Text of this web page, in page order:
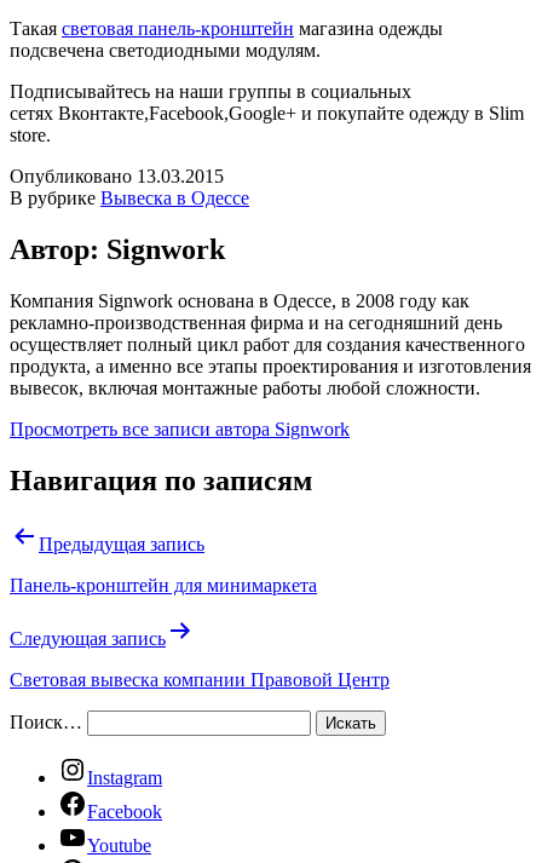
Такая световая панель-кронштейн магазина одежды
подсвечена светодиодными модулям.
Подписывайтесь на наши группы в социальных
сетях Вконтакте,Facebook,Google+ и покупайте одежду в Slim
store.
Опубликовано 13.03.2015
В рубрике Вывеска в Одессе
Автор: Signwork
Компания Signwork основана в Одессе, в 2008 году как
рекламно-производственная фирма и на сегодняшний день
осуществляет полный цикл работ для создания качественного
продукта, а именно все этапы проектирования и изготовления
вывесок, включая монтажные работы любой сложности.
Просмотреть все записи автора Signwork
Навигация по записям
Предыдущая запись
Панель-кронштейн для минимаркета
Следующая запись
Световая вывеска компании Правовой Центр
Поиск…
Instagram
Facebook
Youtube